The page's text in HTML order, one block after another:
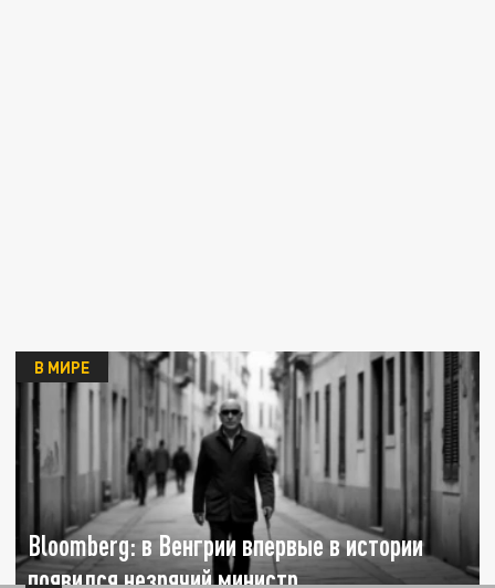
Bloomberg: в Венгрии впервые в истории
появился незрячий министр
В МИРЕ